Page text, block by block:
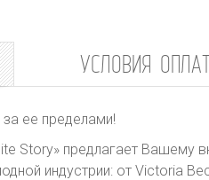
УСЛОВИЯ
ее пределами!
Story» предлагает Вашему
индустрии: от Victoria